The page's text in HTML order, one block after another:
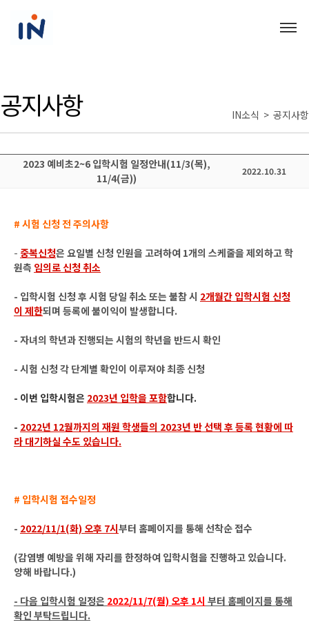
공지사항 IN소식 > 공지사항
2023 예비초2~6 입학시험 일정안내(11/3(목),
11/4(금))
2022.10.31
# 시험 신청 전 주의사항
- 중복신청은 요일별 신청 인원을 고려하여 1개의 스케줄을 제외하고 학
원측 임의로 신청 취소
- 입학시험 신청 후 시험 당일 취소 또는 불참 시 2개월간 입학시험 신청
이 제한되며 등록에 불이익이 발생합니다.
- 자녀의 학년과 진행되는 시험의 학년을 반드시 확인
- 시험 신청 각 단계별 확인이 이루져야 최종 신청
- 이번 입학시험은 2023년 입학을 포함합니다.
- 2022년 12월까지의 재원 학생들의 2023년 반 선택 후 등록 현황에 따
라 대기하실 수도 있습니다.
# 입학시험 접수일정
- 2022/11/1(화) 오후 7시부터 홈페이지를 통해 선착순 접수
(감염병 예방을 위해 자리를 한정하여 입학시험을 진행하고 있습니다.
양해 바랍니다.)
- 다음 입학시험 일정은 2022/11/7(월) 오후 1시 부터 홈페이지를 통해
확인 부탁드립니다.